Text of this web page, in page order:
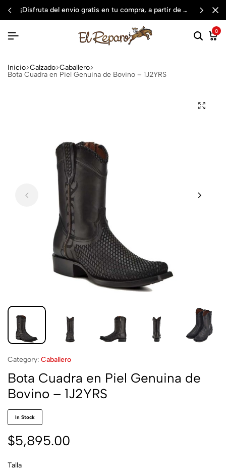
¡disfruta del envío gratis en tu compra, a partir de $3,000 mxn
0
Inicio Calzado Caballero
Bota Cuadra en Piel Genuina de Bovino – 1J2YRS
Category: Caballero
Bota Cuadra en Piel Genuina de
Bovino – 1J2YRS
In Stock
$5,895.00
Talla